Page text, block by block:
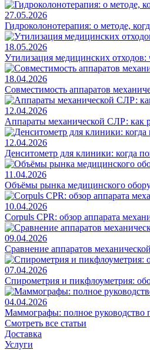
27.05.2026
Гидроколонотерапия: о методе,
18.05.2026
Утилизация медицинских отходов:
18.04.2026
Совместимость аппаратов
12.04.2026
Аппараты механической СЛР: как
12.04.2026
Денситометр для клиники: когда
11.04.2026
Объёмы рынка медицинского
10.04.2026
Corpuls CPR: обзор аппарата
09.04.2026
Сравнение аппаратов
07.04.2026
Спирометрия и пикфлоуметрия:
04.04.2026
Маммографы: полное руководство
Смотреть все статьи
Доставка
Услуги